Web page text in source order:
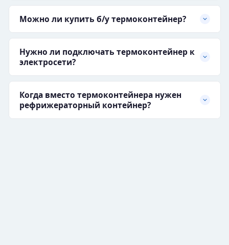
Можно ли купить б/у термоконтейнер?
Нужно ли подключать термоконтейнер к
электросети?
Когда вместо термоконтейнера нужен
рефрижераторный контейнер?